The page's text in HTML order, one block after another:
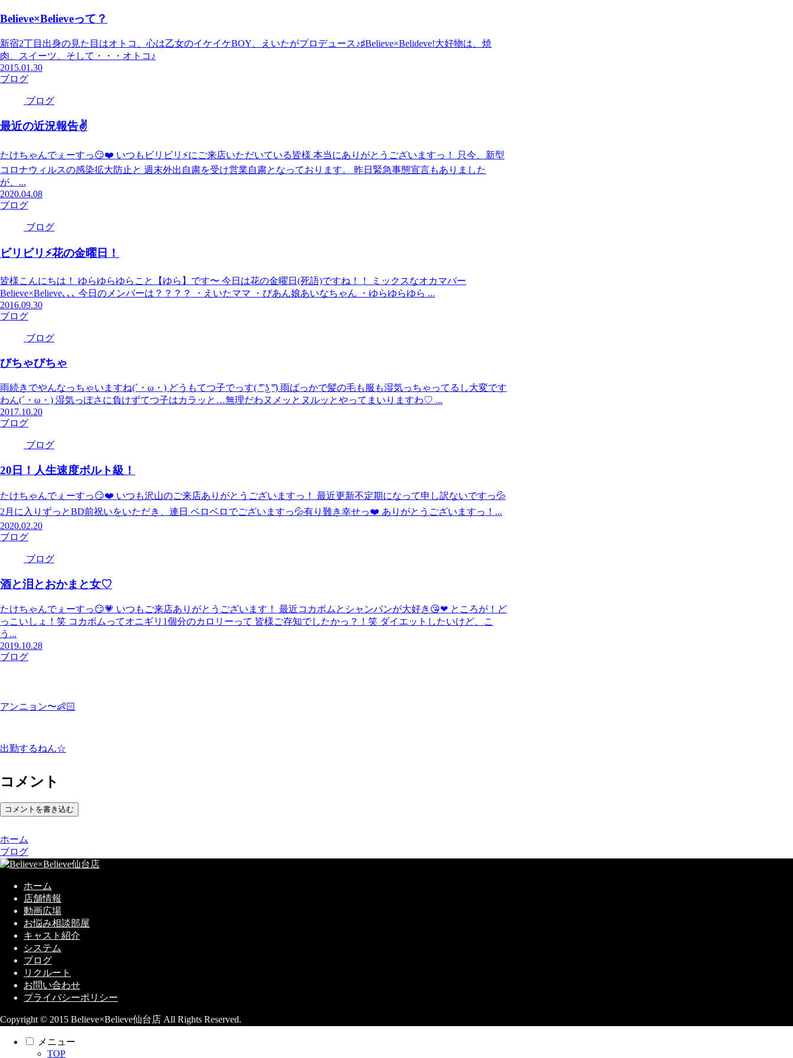
Believe×Believeって？
新宿2丁目出身の見た目はオトコ、心は乙女のイケイケBOY、えいたがプロデュース♪♯Believe×Belideve!大好物は、焼
肉、スイーツ、そして・・・オトコ♪
2015.01.30
ブログ
ブログ
最近の近況報告✌️
たけちゃんでぇーすっ😏❤️ いつもビリビリ⚡️にご来店いただいている皆様 本当にありがとうございますっ！ 只今、新型
コロナウィルスの感染拡大防止と 週末外出自粛を受け営業自粛となっております。 昨日緊急事態宣言もありました
が、...
2020.04.08
ブログ
ブログ
ビリビリ⚡花の金曜日！
皆様こんにちは！ ゆらゆらゆらこと【ゆら】です〜 今日は花の金曜日(死語)ですね！！ ミックスなオカマバー
Believe×Believe､､､ 今日のメンバーは？？？？ ・えいたママ ・びあん娘あいなちゃん ・ゆらゆらゆら ...
2016.09.30
ブログ
ブログ
びちゃびちゃ
雨続きでやんなっちゃいますね(´・ω・) どうもてつ子でっす( ͡° ͜ʖ ͡°) 雨ばっかで髪の毛も服も湿気っちゃってるし大変です
わん(´・ω・) 湿気っぽさに負けずてつ子はカラッと…無理だわヌメッとヌルッとやってまいりますわ♡ ...
2017.10.20
ブログ
ブログ
20日！人生速度ボルト級！
たけちゃんでぇーすっ😏❤️ いつも沢山のご来店ありがとうございますっ！ 最近更新不定期になって申し訳ないですっ💦
2月に入りずっとBD前祝いをいただき、連日 ベロベロでございますっ💦有り難き幸せっ❤️ ありがとうございますっ！...
2020.02.20
ブログ
ブログ
酒と泪とおかまと女♡
たけちゃんでぇーすっ😏💗 いつもご来店ありがとうございます！ 最近コカボムとシャンパンが大好き😘❤ ところが！ど
っこいしょ！笑 コカボムってオニギリ1個分のカロリーって 皆様ご存知でしたかっ？！笑 ダイエットしたいけど、こ
う...
2019.10.28
ブログ
アンニョン〜👶🏻
出勤するねん☆
コメント
コメントを書き込む
ホーム
ブログ
ホーム
店舗情報
動画広場
お悩み相談部屋
キャスト紹介
システム
ブログ
リクルート
お問い合わせ
プライバシーポリシー
Copyright © 2015 Believe×Believe仙台店 All Rights Reserved.
メニュー
TOP